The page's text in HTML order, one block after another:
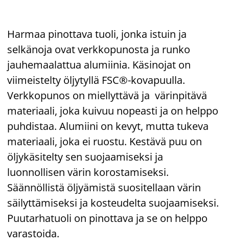
Harmaa pinottava tuoli, jonka istuin ja
selkänoja ovat verkkopunosta ja runko
jauhemaalattua alumiinia. Käsinojat on
viimeistelty öljytyllä FSC®-kovapuulla.
Verkkopunos on miellyttävä ja värinpitävä
materiaali, joka kuivuu nopeasti ja on helppo
puhdistaa. Alumiini on kevyt, mutta tukeva
materiaali, joka ei ruostu. Kestävä puu on
öljykäsitelty sen suojaamiseksi ja
luonnollisen värin korostamiseksi.
Säännöllistä öljyämistä suositellaan värin
säilyttämiseksi ja kosteudelta suojaamiseksi.
Puutarhatuoli on pinottava ja se on helppo
varastoida.